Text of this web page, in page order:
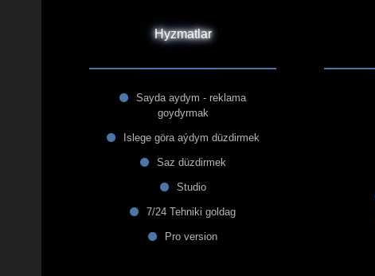
Hyzmatlar
Sayda aydym - reklama
goydyrmak
Islege göra aýdym düzdirmek
Saz düzdirmek
Studio
7/24 Tehniki goldag
Pro version